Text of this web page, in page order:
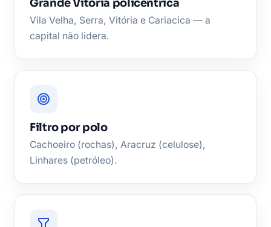
Grande Vitória policêntrica
Vila Velha, Serra, Vitória e Cariacica — a
capital não lidera.
Filtro por polo
Cachoeiro (rochas), Aracruz (celulose),
Linhares (petróleo).